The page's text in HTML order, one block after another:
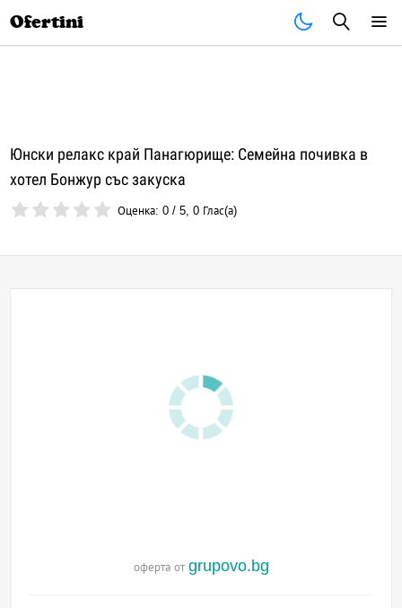
Ofertini
Юнски релакс край Панагюрище: Семейна почивка в
хотел Бонжур със закуска
Оценка:0 /5,0 Глас(а)
оферта от grupovo.bg